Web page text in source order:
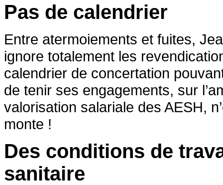
Pas de calendrier
Entre atermoiements et fuites,
ignore totalement les
calendrier de concertation
de tenir ses engagements, sur
valorisation salariale des AESH,
monte !
Des conditions de
sanitaire